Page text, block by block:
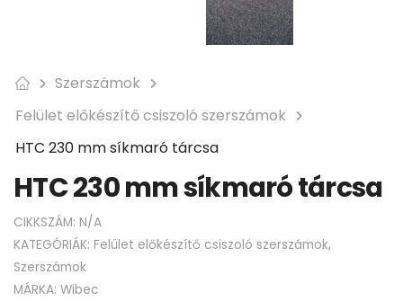
Szerszámok
Felület előkészítő csiszoló szerszámok
HTC 230 mm síkmaró tárcsa
HTC 230 mm síkmaró tárcsa
CIKKSZÁM: N/A
KATEGÓRIÁK: Felület előkészítő csiszoló szerszámok,
Szerszámok
MÁRKA: Wibec